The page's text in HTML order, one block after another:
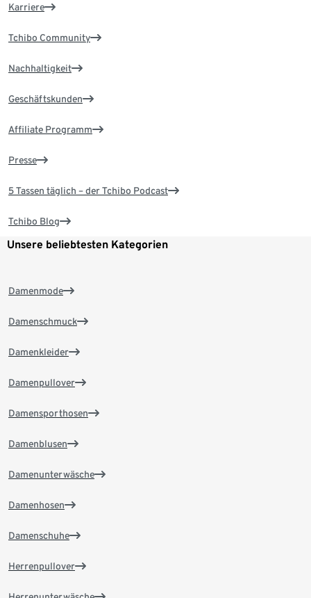
Karriere
Tchibo Community
Nachhaltigkeit
Geschäftskunden
Affiliate Programm
Presse
5 Tassen täglich – der Tchibo Podcast
Tchibo Blog
Unsere beliebtesten Kategorien
Damenmode
Damenschmuck
Damenkleider
Damenpullover
Damensporthosen
Damenblusen
Damenunterwäsche
Damenhosen
Damenschuhe
Herrenpullover